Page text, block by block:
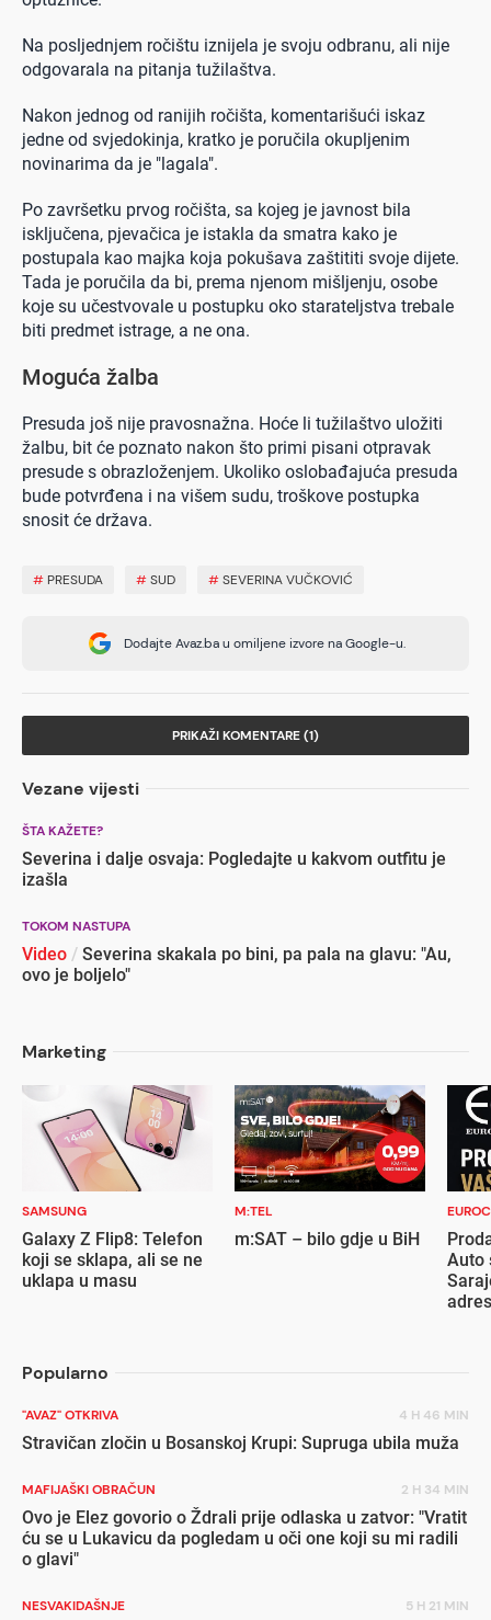
Na posljednjem ročištu iznijela je svoju odbranu, ali nije
odgovarala na pitanja tužilaštva.
Nakon jednog od ranijih ročišta, komentarišući iskaz
jedne od svjedokinja, kratko je poručila okupljenim
novinarima da je "lagala".
Po završetku prvog ročišta, sa kojeg je javnost bila
isključena, pjevačica je istakla da smatra kako je
postupala kao majka koja pokušava zaštititi svoje dijete.
Tada je poručila da bi, prema njenom mišljenju, osobe
koje su učestvovale u postupku oko starateljstva trebale
biti predmet istrage, a ne ona.
Moguća žalba
Presuda još nije pravosnažna. Hoće li tužilaštvo uložiti
žalbu, bit će poznato nakon što primi pisani otpravak
presude s obrazloženjem. Ukoliko oslobađajuća presuda
bude potvrđena i na višem sudu, troškove postupka
snosit će država.
# PRESUDA #SUD #SEVERINA VUČKOVIĆ
Dodajte Avaz.ba u omiljene izvore na Google-u.
PRIKAŽI KOMENTARE (1)
Vezane vijesti
ŠTA KAŽETE?
Severina i dalje osvaja: Pogledajte u kakvom outfitu je
izašla
TOKOM NASTUPA
Video / Severina skakala po bini, pa pala na glavu: "Au,
ovo je boljelo"
Marketing
SAMSUNG
Galaxy Z Flip8: Telefon
koji se sklapa, ali se ne
uklapa u masu
M:TEL
m:SAT – bilo gdje u BiH
Auto
Popularno
"AVAZ" OTKRIVA 4 H 46 MIN
Stravičan zločin u Bosanskoj Krupi: Supruga ubila muža
MAFIJAŠKI OBRAČUN 2 H 34 MIN
Ovo je Elez govorio o Ždrali prije odlaska u zatvor: "Vratit
ću se u Lukavicu da pogledam u oči one koji su mi radili
o glavi"
NESVAKIDAŠNJE 5 H 21 MIN